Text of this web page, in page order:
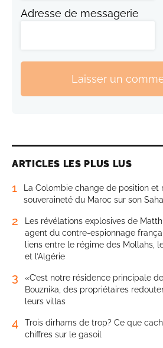
Adresse de messagerie
Laisser un
ARTICLES LES PLUS LUS
1
La Colombie change de position et
souveraineté du Maroc sur son
2
Les révélations explosives de
agent du contre-espionnage
liens entre le régime des Mollahs,
et l’Algérie
3
«C’est notre résidence principale
Bouznika, des propriétaires
leurs villas
4
Trois dirhams de trop? Ce que
chiffres sur le gasoil